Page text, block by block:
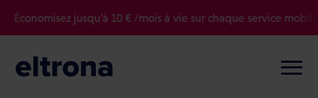
jusqu’à 10 € /mois à vie sur chaque service mobile